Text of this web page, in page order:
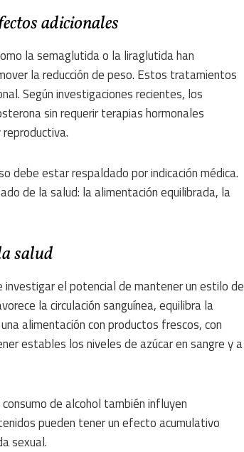
adicionales
la semaglutida o la liraglutida han
la reducción de peso. Estos tratamientos
Según investigaciones recientes, los
sin requerir terapias hormonales
debe estar respaldado por indicación médica.
de la salud: la alimentación equilibrada, la
salud
el potencial de mantener un estilo de
la circulación sanguínea, equilibra la
alimentación con productos frescos, con
estables los niveles de azúcar en sangre y a
de alcohol también influyen
pueden tener un efecto acumulativo
sexual.